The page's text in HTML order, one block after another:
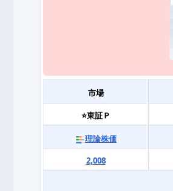
市場
⭐東証Ｐ
理論株価
2,008